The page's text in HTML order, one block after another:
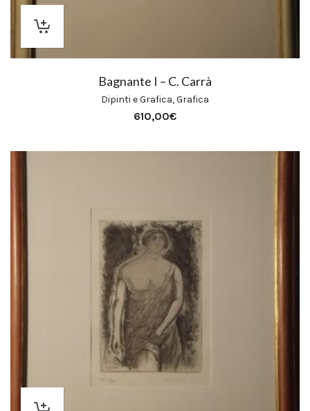
Bagnante I – C. Carrà
Dipinti e Grafica,Grafica
610,00€